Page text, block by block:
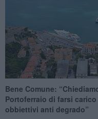
Bene Comune:
Portoferraio di farsi
obbiettivi anti degrado”